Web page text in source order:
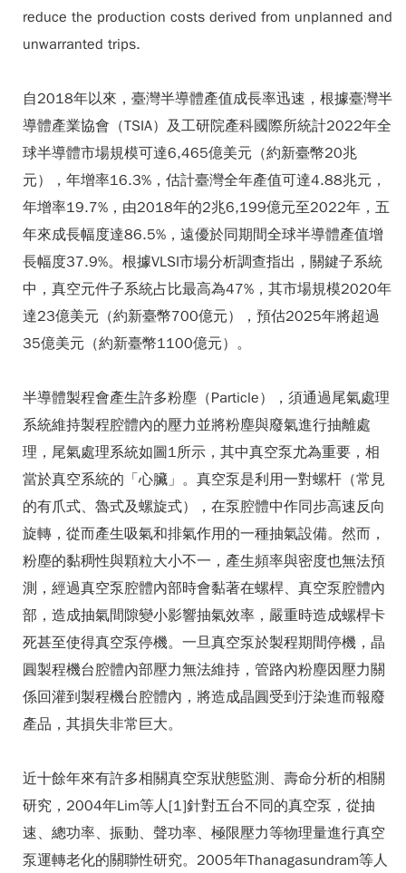
reduce the production costs derived from unplanned and
unwarranted trips.
自2018年以來，臺灣半導體產值成長率迅速，根據臺灣半
導體產業協會（TSIA）及工研院產科國際所統計2022年全
球半導體市場規模可達6,465億美元（約新臺幣20兆
元），年增率16.3%，估計臺灣全年產值可達4.88兆元，
年增率19.7%，由2018年的2兆6,199億元至2022年，五
年來成長幅度達86.5%，遠優於同期間全球半導體產值增
長幅度37.9%。根據VLSI市場分析調查指出，關鍵子系統
中，真空元件子系統占比最高為47%，其市場規模2020年
達23億美元（約新臺幣700億元），預估2025年將超過
35億美元（約新臺幣1100億元）。
半導體製程會產生許多粉塵（Particle），須通過尾氣處理
系統維持製程腔體內的壓力並將粉塵與廢氣進行抽離處
理，尾氣處理系統如圖1所示，其中真空泵尤為重要，相
當於真空系統的「心臟」。真空泵是利用一對螺杆（常見
的有爪式、魯式及螺旋式），在泵腔體中作同步高速反向
旋轉，從而產生吸氣和排氣作用的一種抽氣設備。然而，
粉塵的黏稠性與顆粒大小不一，產生頻率與密度也無法預
測，經過真空泵腔體內部時會黏著在螺桿、真空泵腔體內
部，造成抽氣間隙變小影響抽氣效率，嚴重時造成螺桿卡
死甚至使得真空泵停機。一旦真空泵於製程期間停機，晶
圓製程機台腔體內部壓力無法維持，管路內粉塵因壓力關
係回灌到製程機台腔體內，將造成晶圓受到汙染進而報廢
產品，其損失非常巨大。
近十餘年來有許多相關真空泵狀態監測、壽命分析的相關
研究，2004年Lim等人[1]針對五台不同的真空泵，從抽
速、總功率、振動、聲功率、極限壓力等物理量進行真空
泵運轉老化的關聯性研究。2005年Thanagasundram等人